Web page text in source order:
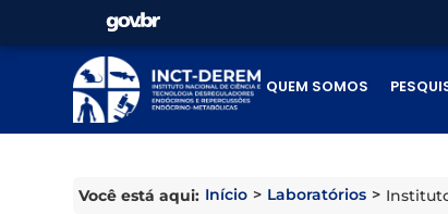
QUEM SOMOS
Você está aqui: Início > Laboratórios >